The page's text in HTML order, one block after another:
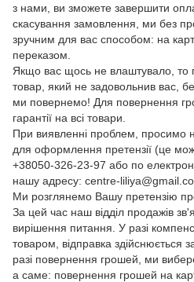
з нами, ви зможете завершити
скасування замовлення, ми без
зручним для вас способом: на
переказом.
Якщо вас щось не влаштувало, то
товар, який не задовольнив вас,
ми повернемо! Для повернення
гарантії на всі товари.
При виявленні проблем, просимо
для оформлення претензії (це
+38050-326-23-97 або по
нашу адресу: centre-
Ми розглянемо Вашу претензію
За цей час наш відділ продажів
вирішення питання. У разі
товаром, відправка здійснюється
разі повернення грошей, ми
а саме: повернення грошей на